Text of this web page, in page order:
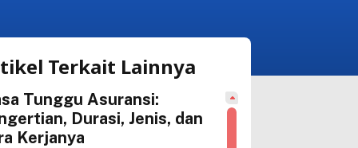
Terkait Lainnya
Tunggu Asuransi:
Durasi, Jenis, dan
Kerjanya